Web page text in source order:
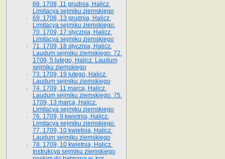
68. 1708, 11 grudnia, Halicz.
Limitacya sejmiku ziemskiego
69. 1708, 13 grudnia, Halicz.
Limitacya sejmiku ziemskiego.
70. 1709, 17 stycznia, Halicz.
Limitacya sejmiku ziemskiego
71. 1709, 18 stycznia, Halicz.
Laudum sejmiku ziemskiego. 72.
1709, 5 lutego, Halicz. Laudum
sejmiku ziemskiego
73. 1709, 19 lutego, Halicz.
Laudum sejmiku ziemskiego
74. 1709, 11 marca, Halicz.
Laudum sejmiku ziemskiego. 75.
1709, 13 marca, Halicz.
Limitacya sejmiku ziemskiego
76. 1709, 9 kwietnia, Halicz.
Limitacya sejmiku ziemskiego.
77. 1709, 10 kwietnia, Halicz.
Laudum sejmiku ziemskiego
78. 1709, 10 kwietnia, Halicz.
Instrukcya sejmiku ziemskiego